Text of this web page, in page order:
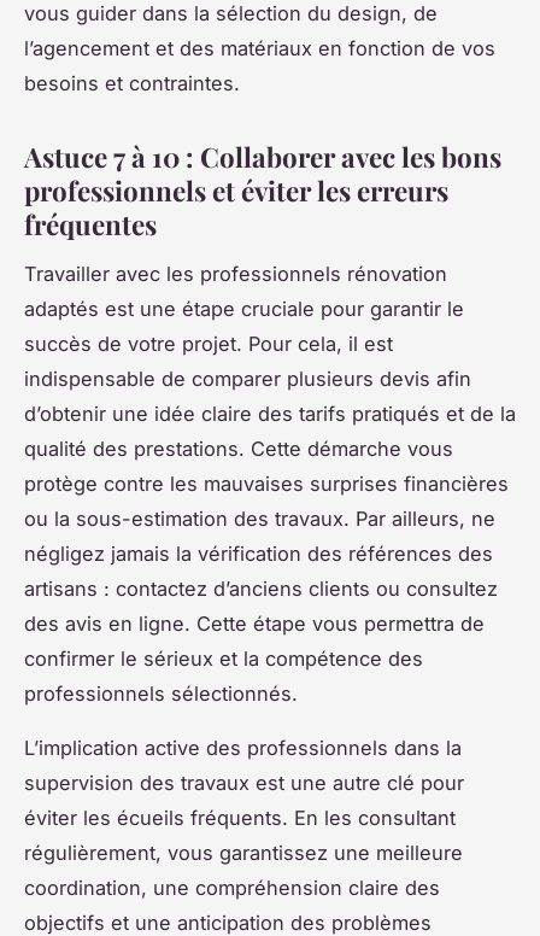
vous guider dans la sélection du design, de
l’agencement et des matériaux en fonction de vos
besoins et contraintes.
Astuce 7 à 10 : Collaborer avec les bons
professionnels et éviter les erreurs
fréquentes
Travailler avec les professionnels rénovation
adaptés est une étape cruciale pour garantir le
succès de votre projet. Pour cela, il est
indispensable de comparer plusieurs devis afin
d’obtenir une idée claire des tarifs pratiqués et de la
qualité des prestations. Cette démarche vous
protège contre les mauvaises surprises financières
ou la sous-estimation des travaux. Par ailleurs, ne
négligez jamais la vérification des références des
artisans : contactez d’anciens clients ou consultez
des avis en ligne. Cette étape vous permettra de
confirmer le sérieux et la compétence des
professionnels sélectionnés.
L’implication active des professionnels dans la
supervision des travaux est une autre clé pour
éviter les écueils fréquents. En les consultant
régulièrement, vous garantissez une meilleure
coordination, une compréhension claire des
objectifs et une anticipation des problèmes